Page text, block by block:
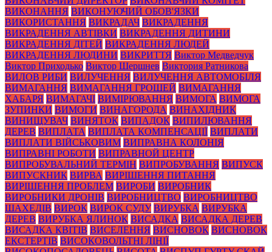
ВИКОНАННЯ ВИКОНУЮЧИЙ ОБОВ'ЯЗКИ
ВИКОРИСТАННЯ ВИКРАДАЧ ВИКРАДЕННЯ
ВИКРАДЕННЯ АВТІВКИ ВИКРАДЕННЯ ДИТИНИ
ВИКРАДЕННЯ ДІТЕЙ ВИКРАДЕННЯ ЛЮДЕЙ
ВИКРАДЕННЯ ЛЮДИНИ ВИКРИТТЯ Виктор Медведчук
Виктор Приходько Виктор Шершнев Виктория Ратникова
ВИЛОВ РИБИ ВИЛУЧЕННЯ ВИЛУЧЕННЯ АВТОМОБІЛЯ
ВИМАГАННЯ ВИМАГАННЯ ГРОШЕЙ ВИМАГАННЯ
ХАБАРЯ ВИМАГАЧІ ВИМІРЮВАННЯ ВИМОГА ВИМОГА
ЗУПИНКИ ВИМОГИ ВИНАГОРОДА ВИНАХІДНИК
ВИНИЩУВАЧ ВИНЯТОК ВИПАДОК ВИПИЛЮВАННЯ
ДЕРЕВ ВИПЛАТА ВИПЛАТА КОМПЕНСАЦІЇ ВИПЛАТИ
ВИПЛАТИ ВІЙСЬКОВИМ ВИПРАВНА КОЛОНІЯ
ВИПРАВНІ РОБОТИ ВИПРАВНОЙ ЦЕНТР
ВИПРОБУВАЛЬНИЙ ТЕРМІН ВИПРОБУВАННЯ ВИПУСК
ВИПУСКНИК ВИРВА ВИРІШЕННЯ ПИТАННЯ
ВИРІШЕННЯ ПРОБЛЕМ ВИРОБИ ВИРОБНИК
ВИРОБНИКИ ДРОНІВ ВИРОБНИЦТВО ВИРОБНИЦТВО
ШАХЕДІВ ВИРОК ВИРОК СУДУ ВИРУБКА ВИРУБКА
ДЕРЕВ ВИРУБКА ЯЛИНОК ВИСАДКА ВИСАДКА ДЕРЕВ
ВИСАДКА КВІТІВ ВИСЕЛЕННЯ ВИСНОВОК ВИСНОВОК
ЕКСТЕРТІВ ВИСОКОВОЛЬТНІ ЛІНІЇ